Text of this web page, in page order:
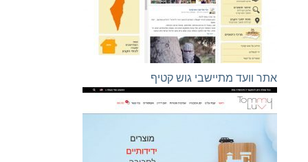
אתר וועד מתיישבי גוש קטיף